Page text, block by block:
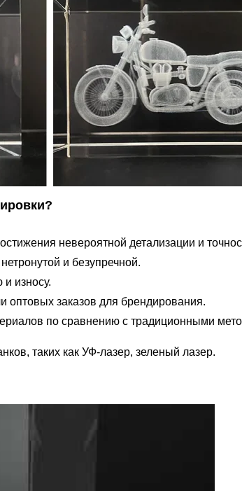
невероятной детализации и
и безупречной.
износу.
оптовых заказов для брендирования.
по сравнению с традиционными
таких как УФ-лазер, зеленый лазер.